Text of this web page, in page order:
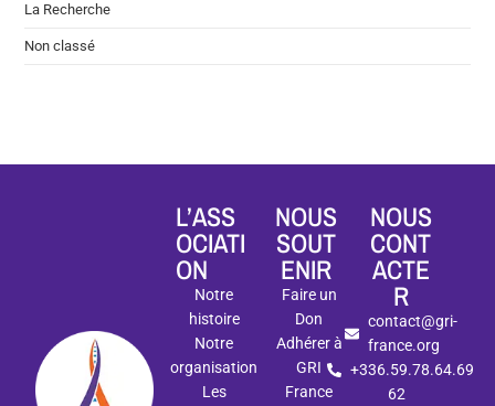
La Recherche
Non classé
L’ASS
OCIATI
ON
Notre
histoire
Notre
organisation
Les
NOUS
SOUT
ENIR
Faire un
Don
Adhérer à
GRI
France
NOUS
CONT
ACTE
R
contact@gri-
france.org
+336.59.78.64.69
62